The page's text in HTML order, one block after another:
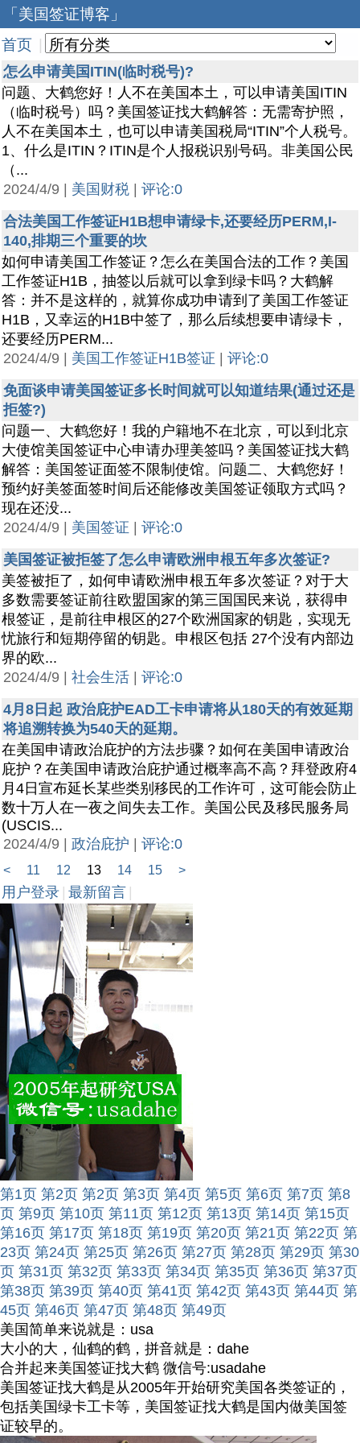
「美国签证博客」
首页
怎么申请美国ITIN(临时税号)?
问题、大鹤您好！人不在美国本土，可以申请美国ITIN
（临时税号）吗？美国签证找大鹤解答：无需寄护照，
人不在美国本土，也可以申请美国税局“ITIN”个人税号。
1、什么是ITIN？ITIN是个人报税识别号码。非美国公民
（...
2024/4/9 | 美国财税
评论:0
合法美国工作签证H1B想申请绿卡,还要经历PERM,I-
140,排期三个重要的坎
如何申请美国工作签证？怎么在美国合法的工作？美国
工作签证H1B，抽签以后就可以拿到绿卡吗？大鹤解
答：并不是这样的，就算你成功申请到了美国工作签证
H1B，又幸运的H1B中签了，那么后续想要申请绿卡，
还要经历PERM...
2024/4/9 | 美国工作签证H1B签证
评论:0
免面谈申请美国签证多长时间就可以知道结果(通过还是
拒签?)
问题一、大鹤您好！我的户籍地不在北京，可以到北京
大使馆美国签证中心申请办理美签吗？美国签证找大鹤
解答：美国签证面签不限制使馆。问题二、大鹤您好！
预约好美签面签时间后还能修改美国签证领取方式吗？
现在还没...
2024/4/9 | 美国签证
评论:0
美国签证被拒签了怎么申请欧洲申根五年多次签证?
美签被拒了，如何申请欧洲申根五年多次签证？对于大
多数需要签证前往欧盟国家的第三国国民来说，获得申
根签证，是前往申根区的27个欧洲国家的钥匙，实现无
忧旅行和短期停留的钥匙。申根区包括 27个没有内部边
界的欧...
2024/4/9 | 社会生活
评论:0
4月8日起 政治庇护EAD工卡申请将从180天的有效延期
将追溯转换为540天的延期。
在美国申请政治庇护的方法步骤？如何在美国申请政治
庇护？在美国申请政治庇护通过概率高不高？拜登政府4
月4日宣布延长某些类别移民的工作许可，这可能会防止
数十万人在一夜之间失去工作。美国公民及移民服务局
(USCIS...
2024/4/9 | 政治庇护 评论:0
< 11 12 13 14 15 >
用户登录 最新留言
第1页 第2页 第2页 第3页 第4页 第5页 第6页 第7页 第8
页 第9页 第10页 第11页 第12页 第13页 第14页 第15页
第16页 第17页 第18页 第19页 第20页 第21页 第22页 第
23页 第24页 第25页 第26页 第27页 第28页 第29页 第30
页 第31页 第32页 第33页 第34页 第35页 第36页 第37页
第38页 第39页 第40页 第41页 第42页 第43页 第44页 第
45页 第46页 第47页 第48页 第49页
美国简单来说就是：usa
大小的大，仙鹤的鹤，拼音就是：dahe
合并起来美国签证找大鹤 微信号:usadahe
美国签证找大鹤是从2005年开始研究美国各类签证的，
包括美国绿卡工卡等，美国签证找大鹤是国内做美国签
证较早的。